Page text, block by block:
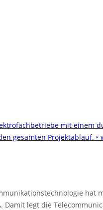
mit einem
gesamten Projektablauf. ‣
hat
Damit legt die